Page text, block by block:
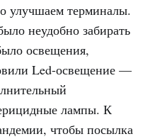
улучшаем терминалы.
неудобно забирать
освещения,
Led-освещение —
лампы. К
чтобы посылка